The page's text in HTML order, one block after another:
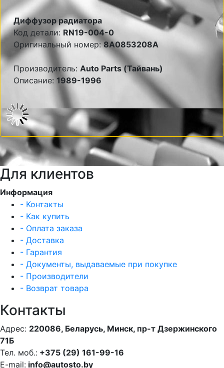
Диффузор радиатора
Код детали: RN19-004-0
Оригинальный номер:8A0853208A
Производитель: Auto Parts (Тайвань)
Описание: 1989-1996
Для клиентов
Информация
- Контакты
- Как купить
- Оплата заказа
- Доставка
- Гарантия
- Документы, выдаваемые при покупке
- Производители
- Возврат товара
Контакты
Адрес: 220086, Беларусь, Минск, пр-т Дзержинского
71Б
Тел. моб.: +375 (29) 161-99-16
E-mail: info@autosto.by